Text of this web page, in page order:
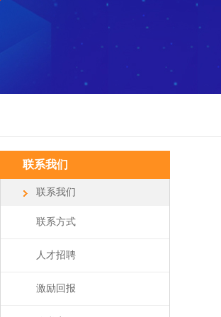
联系我们
联系我们
联系方式
人才招聘
激励回报